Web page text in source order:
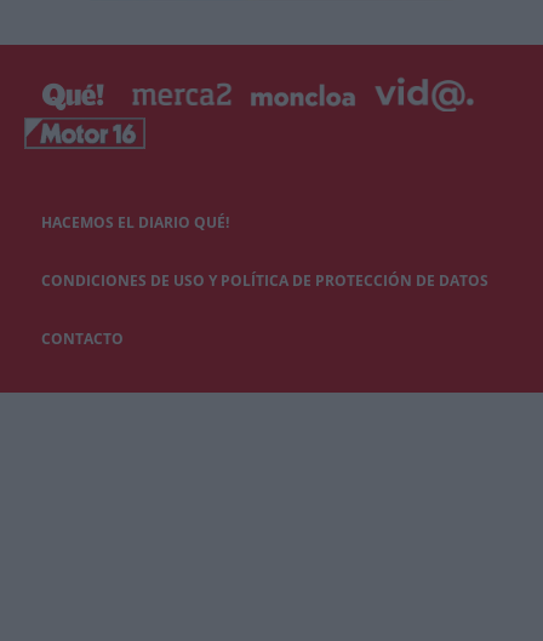
HACEMOS EL DIARIO QUÉ!
CONDICIONES DE USO Y POLÍTICA DE PROTECCIÓN DE DATOS
CONTACTO